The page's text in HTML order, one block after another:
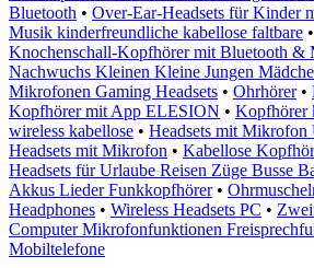
Bluetooth • Over-Ear-Headsets für Kinder
Musik kinderfreundliche kabellose faltbare •
Knochenschall-Kopfhörer mit Bluetooth &
Nachwuchs Kleinen Kleine Jungen
Mikrofonen Gaming Headsets • Ohrhörer•
Kopfhörer mit App ELESION • Kopfhörer
wireless kabellose • Headsets mit Mikrofon
Headsets mit Mikrofon • Kabellose
Headsets für Urlaube Reisen Züge Busse
Akkus Lieder Funkkopfhörer•
Headphones • Wireless Headsets PC •
Computer Mikrofonfunktionen
Mobiltelefone